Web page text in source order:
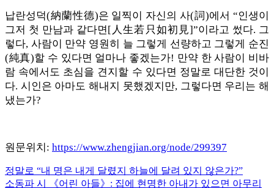
납란성덕(納蘭性德)은 일찍이 자신의 사(詞)에서 “인생이
그저 첫 만남과 같다면[人生若只如初見]”이라고 썼다. 그
렇다, 사람이 만약 영원히 늘 그렇게 선량하고 그렇게 순진
(純真)할 수 있다면 얼마나 좋겠는가! 만약 한 사람이 비바
람 속에서도 초심을 견지할 수 있다면 정말로 대단한 것이
다. 시인은 아마도 해내지 못했겠지만, 그렇다면 우리는 해
냈는가?
원문위치: https://www.zhengjian.org/node/299397
글
Previous
Post:
정말로 “내 명은 내게 달렸지 하늘에 달려 있지 않은가?”
Next
소동파 시 《어린 아들》: 집에 현명한 아내가 있으면 아무리